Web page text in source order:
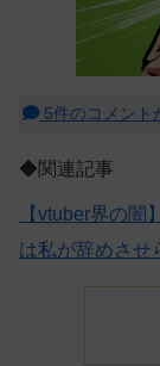
5件のコメント
◆関連記事
【vtuber界の
は私が辞めさせ